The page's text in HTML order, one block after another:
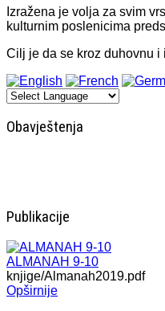
Izražena je volja za svim
kulturnim poslenicima
Cilj je da se kroz duhovnu
Obavještenja
Publikacije
ALMANAH 9-10
knjige/Almanah2019.pdf
Opširnije